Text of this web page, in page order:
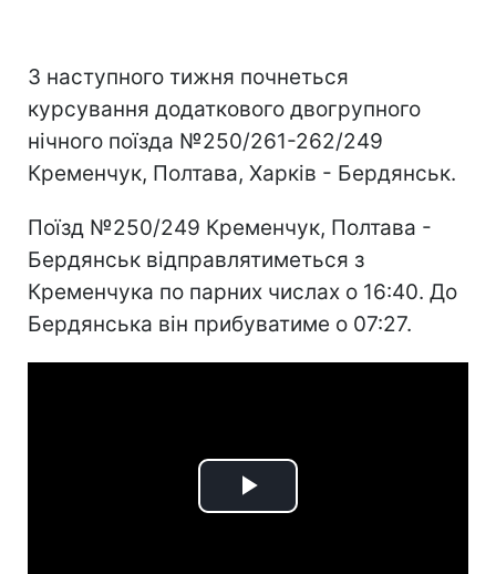
З наступного тижня почнеться
курсування додаткового двогрупного
нічного поїзда №250/261-262/249
Кременчук, Полтава, Харків - Бердянськ.
Поїзд №250/249 Кременчук, Полтава -
Бердянськ відправлятиметься з
Кременчука по парних числах о 16:40. До
Бердянська він прибуватиме о 07:27.
Play